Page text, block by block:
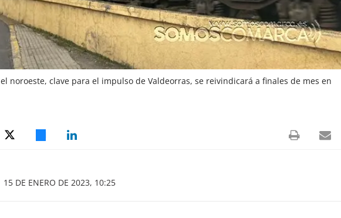
noroeste, clave para el impulso de Valdeorras, se reivindicará a finales de mes en
15 DE ENERO DE 2023, 10:25